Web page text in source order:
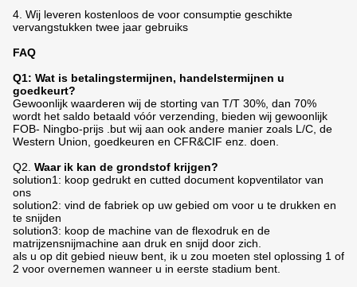
4. Wij leveren kostenloos de voor consumptie geschikte
vervangstukken twee jaar gebruiks
FAQ
Q1: Wat is betalingstermijnen, handelstermijnen u
goedkeurt?
Gewoonlijk waarderen wij de storting van T/T 30%, dan 70%
wordt het saldo betaald vóór verzending, bieden wij gewoonlijk
FOB- Ningbo-prijs .but wij aan ook andere manier zoals L/C, de
Western Union, goedkeuren en CFR&CIF enz. doen.
Q2. Waar ik kan de grondstof krijgen?
solution1: koop gedrukt en cutted document kopventilator van
ons
solution2: vind de fabriek op uw gebied om voor u te drukken en
te snijden
solution3: koop de machine van de flexodruk en de
matrijzensnijmachine aan druk en snijd door zich.
als u op dit gebied nieuw bent, ik u zou moeten stel oplossing 1 of
2 voor overnemen wanneer u in eerste stadium bent.